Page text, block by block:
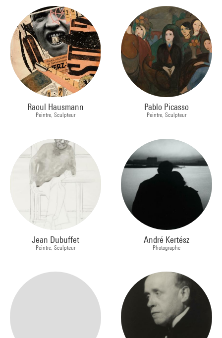
Raoul Hausmann
Peintre, Sculpteur
Pablo Picasso
Peintre, Sculpteur
Jean Dubuffet
Peintre, Sculpteur
André Kertész
Photographe